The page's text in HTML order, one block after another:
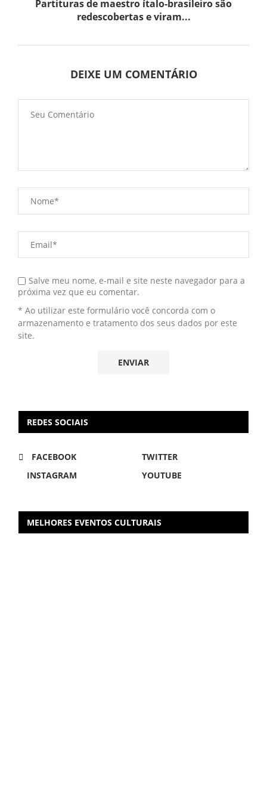
Partituras de maestro ítalo-brasileiro são
redescobertas e viram...
DEIXE UM COMENTÁRIO
Salve meu nome, e-mail e site neste navegador para a
próxima vez que eu comentar.
* Ao utilizar este formulário você concorda com o
armazenamento e tratamento dos seus dados por este
site.
REDES SOCIAIS
FACEBOOK
TWITTER
INSTAGRAM
YOUTUBE
MELHORES EVENTOS CULTURAIS